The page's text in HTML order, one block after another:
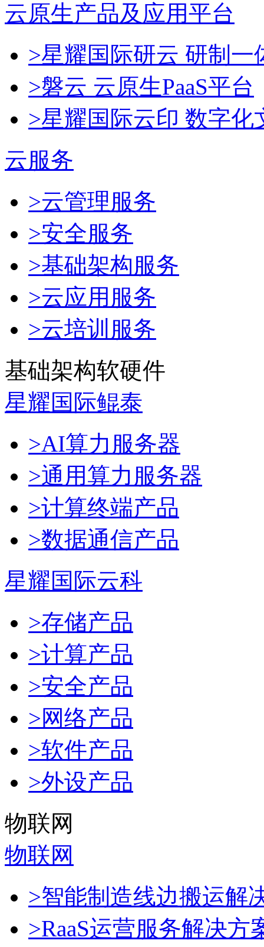
云原生产品及应用平台
>星耀国际研云 研制
>磐云 云原生PaaS平台
>星耀国际云印 数字化
云服务
>云管理服务
>安全服务
>基础架构服务
>云应用服务
>云培训服务
基础架构软硬件
星耀国际鲲泰
>AI算力服务器
>通用算力服务器
>计算终端产品
>数据通信产品
星耀国际云科
>存储产品
>计算产品
>安全产品
>网络产品
>软件产品
>外设产品
物联网
物联网
>智能制造线边搬运解
>RaaS运营服务解决方